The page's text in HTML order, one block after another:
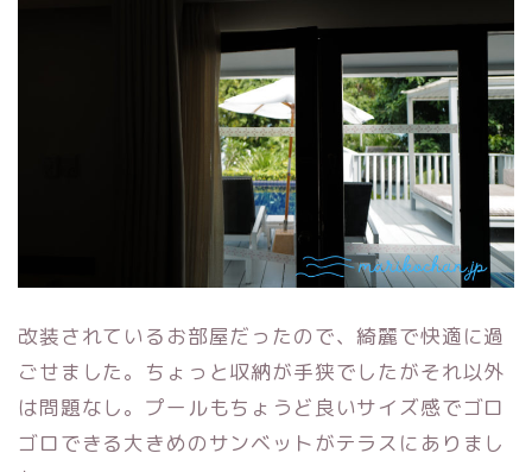
改装されているお部屋だったので、綺麗で快適に過
ごせました。ちょっと収納が手狭でしたがそれ以外
は問題なし。プールもちょうど良いサイズ感でゴロ
ゴロできる大きめのサンベットがテラスにありまし